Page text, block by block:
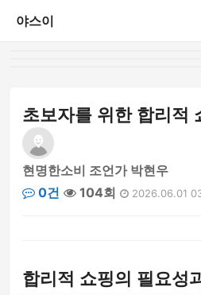
야스이
초보자를 위한 합리적
현명한소비 조언가 박현우
0건
104회 2026.06.01
합리적 쇼핑의 필요성